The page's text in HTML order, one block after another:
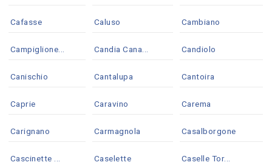
Cafasse Caluso Cambiano
Campiglione... Candia Cana... Candiolo
Canischio Cantalupa Cantoira
Caprie Caravino Carema
Carignano Carmagnola Casalborgone
Cascinette ... Caselette Caselle Tor...